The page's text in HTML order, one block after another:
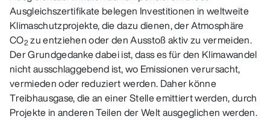
Ausgleichszertifikate belegen Investitionen in weltweite
Klimaschutzprojekte, die dazu dienen, der Atmosphäre
CO2zu entziehen oder den Ausstoß aktiv zu vermeiden.
Der Grundgedanke dabei ist, dass es für den Klimawandel
nicht ausschlaggebend ist, wo Emissionen verursacht,
vermieden oder reduziert werden. Daher könne
Treibhausgase, die an einer Stelle emittiert werden, durch
Projekte in anderen Teilen der Welt ausgeglichen werden.